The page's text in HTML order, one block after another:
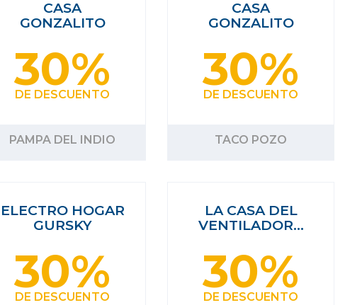
CASA
GONZALITO
30%
DE DESCUENTO
PAMPA DEL INDIO
CASA
GONZALITO
30%
DE DESCUENTO
TACO POZO
ELECTRO HOGAR
GURSKY
30%
DE DESCUENTO
LA CASA DEL
VENTILADOR…
30%
DE DESCUENTO